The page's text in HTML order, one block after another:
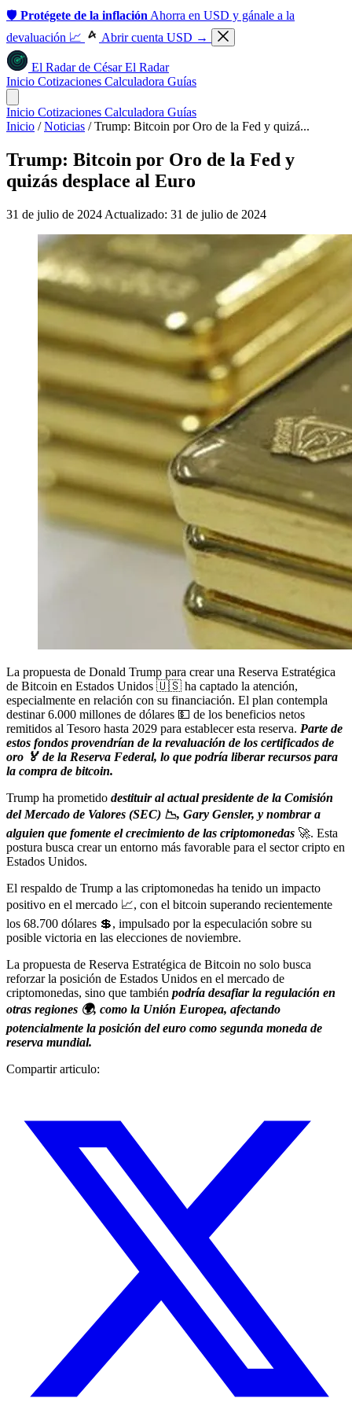
🛡️ Protégete de la inflación Ahorra en USD y gánale a la
devaluación 📈
Abrir cuenta USD →
El Radarde César El Radar
Inicio Cotizaciones Calculadora Guías
Inicio Cotizaciones Calculadora Guías
Inicio / Noticias / Trump: Bitcoin por Oro de la Fed y quizá...
Trump: Bitcoin por Oro de la Fed y
quizás desplace al Euro
31 de julio de 2024 Actualizado: 31 de julio de 2024
La propuesta de Donald Trump para crear una Reserva Estratégica
de Bitcoin en Estados Unidos 🇺🇸 ha captado la atención,
especialmente en relación con su financiación. El plan contempla
destinar 6.000 millones de dólares 💵 de los beneficios netos
remitidos al Tesoro hasta 2029 para establecer esta reserva. Parte de
estos fondos provendrían de la revaluación de los certificados de
oro 🏅 de la Reserva Federal, lo que podría liberar recursos para
la compra de bitcoin.
Trump ha prometido destituir al actual presidente de la Comisión
del Mercado de Valores (SEC) 📉, Gary Gensler, y nombrar a
alguien que fomente el crecimiento de las criptomonedas 🚀. Esta
postura busca crear un entorno más favorable para el sector cripto en
Estados Unidos.
El respaldo de Trump a las criptomonedas ha tenido un impacto
positivo en el mercado 📈, con el bitcoin superando recientemente
los 68.700 dólares 💲, impulsado por la especulación sobre su
posible victoria en las elecciones de noviembre.
La propuesta de Reserva Estratégica de Bitcoin no solo busca
reforzar la posición de Estados Unidos en el mercado de
criptomonedas, sino que también podría desafiar la regulación en
otras regiones 🌍, como la Unión Europea, afectando
potencialmente la posición del euro como segunda moneda de
reserva mundial.
Compartir articulo: